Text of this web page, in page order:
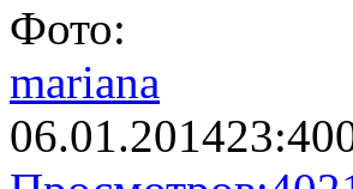
Фото:
mariana
06.01.201423:40